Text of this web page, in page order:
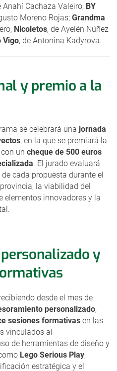
Anahí Cachaza Valeiro; BY
Moreno Rojas; Grandma
Nicoletos, de Ayelén Núñez
Vigo, de Antonina Kadyrova.
y premio a la
se celebrará una jornada
, en la que se premiará la
un cheque de 500 euros
. El jurado evaluará
cada propuesta durante el
la viabilidad del
elementos innovadores y la
y
desde el mes de
personalizado,
sesiones formativas en las
vinculados al
de herramientas de diseño y
Lego Serious Play,
estratégica y el